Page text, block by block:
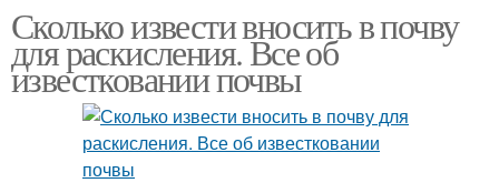
Сколько извести вносить в почву
для раскисления. Все об
известковании почвы